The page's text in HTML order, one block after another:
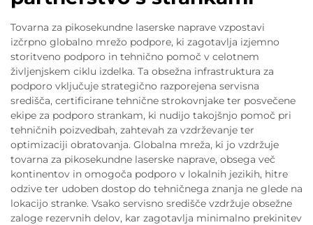
Tovarna za pikosekundne laserske naprave vzpostavi
izčrpno globalno mrežo podpore, ki zagotavlja izjemno
storitveno podporo in tehnično pomoč v celotnem
življenjskem ciklu izdelka. Ta obsežna infrastruktura za
podporo vključuje strategično razporejena servisna
središča, certificirane tehnične strokovnjake ter posvečene
ekipe za podporo strankam, ki nudijo takojšnjo pomoč pri
tehničnih poizvedbah, zahtevah za vzdrževanje ter
optimizaciji obratovanja. Globalna mreža, ki jo vzdržuje
tovarna za pikosekundne laserske naprave, obsega več
kontinentov in omogoča podporo v lokalnih jezikih, hitre
odzive ter udoben dostop do tehničnega znanja ne glede na
lokacijo stranke. Vsako servisno središče vzdržuje obsežne
zaloge rezervnih delov, kar zagotavlja minimalno prekinitev